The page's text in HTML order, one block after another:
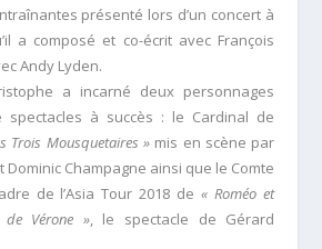
présenté lors d’un concert à
a composé et co-écrit avec François
Andy Lyden.
a incarné deux personnages
spectacles à succès : le Cardinal de
Trois Mousquetaires »mis en scène par
Dominic Champagne ainsi que le Comte
de l’Asia Tour 2018 de« Roméo et
de Vérone », le spectacle de Gérard